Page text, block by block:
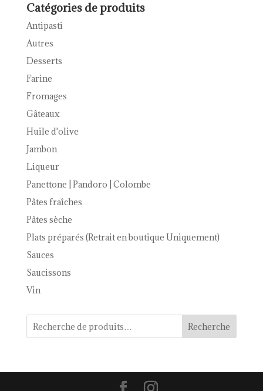
Catégories de produits
Antipasti
Autres
Desserts
Farine
Fromages
Gâteaux
Huile d'olive
Jambon
Liqueur
Panettone | Pandoro | Colombe
Pâtes fraîches
Pâtes sèche
Plats préparés (Retrait en boutique Uniquement)
Sauces
Saucissons
Vin
Recherche